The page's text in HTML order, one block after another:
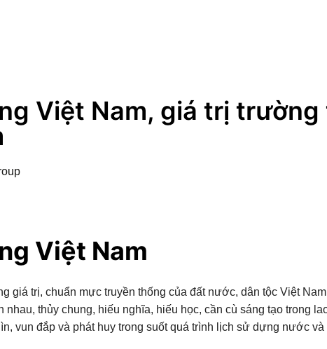
Việt Nam, giá trị
Việt Nam
giá trị, chuẩn mực truyền thống của đất nước, dân tộc Việt
thủy chung, hiếu nghĩa, hiếu học, cần cù sáng tạo trong
vun đắp và phát huy trong suốt quá trình lịch sử dựng nước